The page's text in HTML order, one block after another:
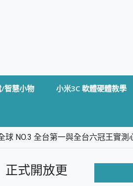
/智慧小物 小米3C 軟體硬體教學
NO.3 全台第一與全台六冠王實測
開箱 評測
能防水雲端攝影機 SpotCam Solo
正式開放更